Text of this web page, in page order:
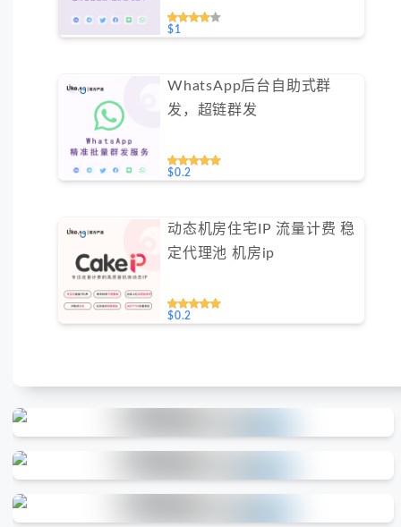
$1
WhatsApp后台自助式群
发，超链群发
$0.2
动态机房住宅IP 流量计费 稳
定代理池 机房ip
$0.2